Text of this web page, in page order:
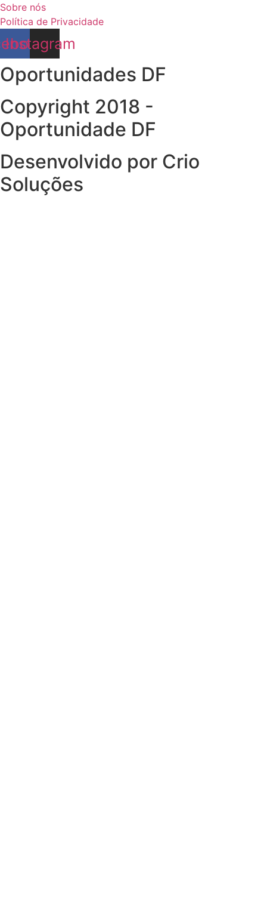
Sobre nós
Política de Privacidade
Instagram
Oportunidades DF
Copyright 2018 -
Oportunidade DF
Desenvolvido por Crio
Soluções